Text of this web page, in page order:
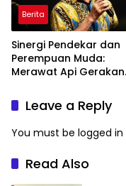
Berita
Sinergi Pendekar dan
Perempuan Muda:
Merawat Api Gerakan
Leave a Reply
You must be logged in
Read Also